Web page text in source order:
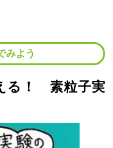
みよう
る！ 素粒子実